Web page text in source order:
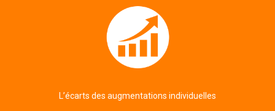
L’écarts des augmentations individuelles